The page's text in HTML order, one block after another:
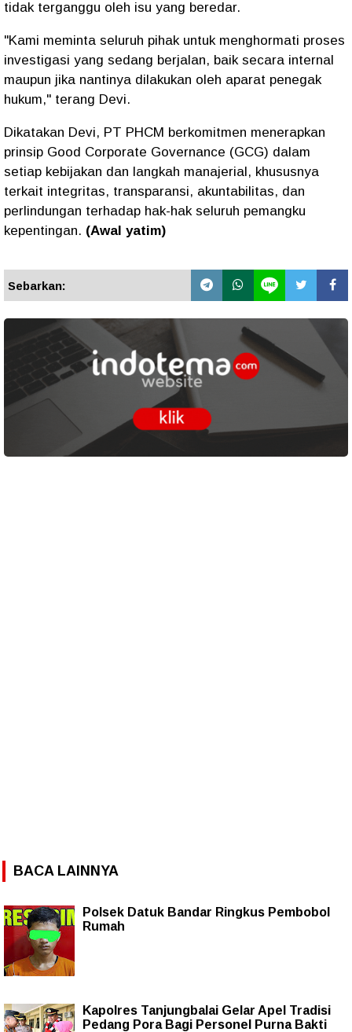
tidak terganggu oleh isu yang beredar.
"Kami meminta seluruh pihak untuk menghormati proses
investigasi yang sedang berjalan, baik secara internal
maupun jika nantinya dilakukan oleh aparat penegak
hukum," terang Devi.
Dikatakan Devi, PT PHCM berkomitmen menerapkan
prinsip Good Corporate Governance (GCG) dalam
setiap kebijakan dan langkah manajerial, khususnya
terkait integritas, transparansi, akuntabilitas, dan
perlindungan terhadap hak-hak seluruh pemangku
kepentingan. (Awal yatim)
Sebarkan:
BACA LAINNYA
Polsek Datuk Bandar Ringkus Pembobol
Rumah
Kapolres Tanjungbalai Gelar Apel Tradisi
Pedang Pora Bagi Personel Purna Bakti